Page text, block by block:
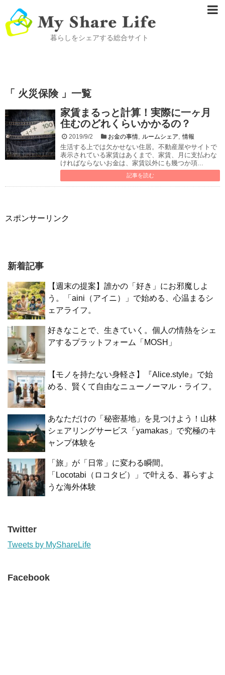
暮らしをシェアする総合サイト
「 火災保険 」一覧
家賃まるっと計算！実際に一ヶ月
住むのどれくらいかかるの？
2019/9/2 お金の事情, ルームシェア ,情報
生活する上では欠かせない住居。不動産屋やサイトで
表示されている家賃はあくまで、家賃、月に支払わな
ければならないお金は、家賃以外にも幾つか項...
記事を読む
スポンサーリンク
新着記事
【週末の提案】誰かの「好き」にお邪魔しよ
う。「aini（アイニ）」で始める、心温まるシ
ェアライフ。
好きなことで、生きていく。個人の情熱をシェ
アするプラットフォーム「MOSH」
【モノを持たない身軽さ】『Alice.style』で始
める、賢くて自由なニューノーマル・ライフ。
あなただけの「秘密基地」を見つけよう！山林
シェアリングサービス「yamakas」で究極のキ
ャンプ体験を
「旅」が「日常」に変わる瞬間。
「Locotabi（ロコタビ）」で叶える、暮らすよ
うな海外体験
Twitter
Tweets by MyShareLife
Facebook